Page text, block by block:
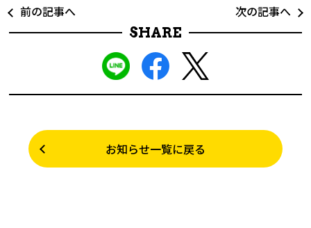
前の記事へ
次の記事へ
SHARE
お知らせ一覧に戻る